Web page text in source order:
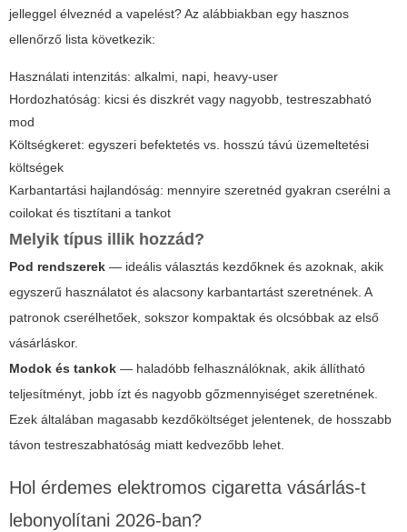
jelleggel élveznéd a vapelést? Az alábbiakban egy hasznos
ellenőrző lista következik:
Használati intenzitás: alkalmi, napi, heavy-user
Hordozhatóság: kicsi és diszkrét vagy nagyobb, testreszabható
mod
Költségkeret: egyszeri befektetés vs. hosszú távú üzemeltetési
költségek
Karbantartási hajlandóság: mennyire szeretnéd gyakran cserélni a
coilokat és tisztítani a tankot
Melyik típus illik hozzád?
Pod rendszerek — ideális választás kezdőknek és azoknak, akik
egyszerű használatot és alacsony karbantartást szeretnének. A
patronok cserélhetőek, sokszor kompaktak és olcsóbbak az első
vásárláskor.
Modok és tankok — haladóbb felhasználóknak, akik állítható
teljesítményt, jobb ízt és nagyobb gőzmennyiséget szeretnének.
Ezek általában magasabb kezdőköltséget jelentenek, de hosszabb
távon testreszabhatóság miatt kedvezőbb lehet.
Hol érdemes elektromos cigaretta vásárlás-t
lebonyolítani 2026-ban?